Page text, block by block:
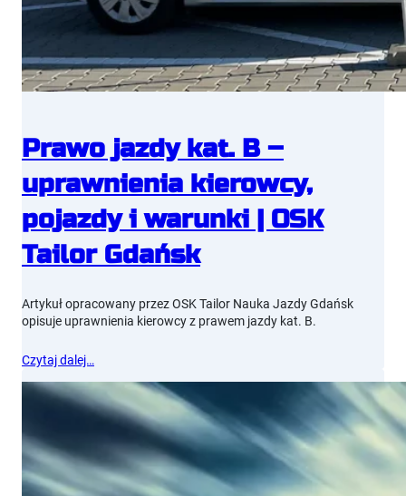
Prawo jazdy kat. B –
uprawnienia kierowcy,
pojazdy i warunki | OSK
Tailor Gdańsk
Artykuł opracowany przez OSK Tailor Nauka Jazdy Gdańsk
opisuje uprawnienia kierowcy z prawem jazdy kat. B.
Czytaj dalej…